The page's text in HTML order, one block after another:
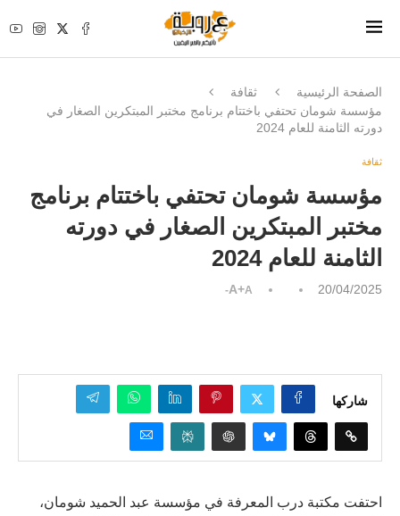
الصفحة الرئيسية
ثقافة
مؤسسة شومان تحتفي باختتام برنامج مختبر المبتكرين الصغار في
دورته الثامنة للعام 2024
ثقافة
مؤسسة شومان تحتفي باختتام برنامج
مختبر المبتكرين الصغار في دورته
الثامنة للعام 2024
20/04/2025
A+A-
شاركها
احتفت مكتبة درب المعرفة في مؤسسة عبد الحميد شومان،